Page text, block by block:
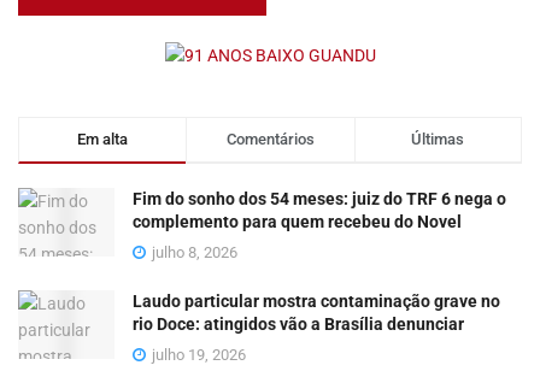
Em alta Comentários Últimas
Fim do sonho dos 54 meses: juiz do TRF 6 nega o
complemento para quem recebeu do Novel
julho 8, 2026
Laudo particular mostra contaminação grave no
rio Doce: atingidos vão a Brasília denunciar
julho 19, 2026